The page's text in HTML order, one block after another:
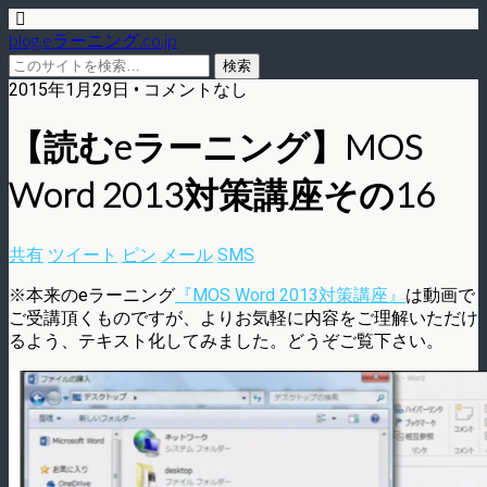
blog.eラーニング.co.jp
2015年1月29日 • コメントなし
【読むeラーニング】MOS
Word 2013対策講座その16
共有 ツイート ピン メール SMS
※本来のeラーニング 『MOS Word 2013対策講座』 は動画で
ご受講頂くものですが、よりお気軽に内容をご理解いただけ
るよう、テキスト化してみました。どうぞご覧下さい。